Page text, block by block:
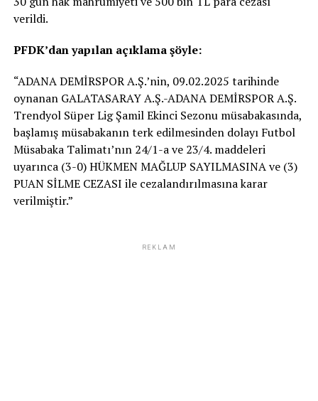
verildi.
PFDK’dan yapılan açıklama şöyle:
“ADANA DEMİRSPOR A.Ş.’nin, 09.02.2025 tarihinde
oynanan GALATASARAY A.Ş.-ADANA DEMİRSPOR A.Ş.
Trendyol Süper Lig Şamil Ekinci Sezonu müsabakasında,
başlamış müsabakanın terk edilmesinden dolayı Futbol
Müsabaka Talimatı’nın 24/1-a ve 23/4. maddeleri
uyarınca (3-0) HÜKMEN MAĞLUP SAYILMASINA ve (3)
PUAN SİLME CEZASI ile cezalandırılmasına karar
verilmiştir.”
REKLAM